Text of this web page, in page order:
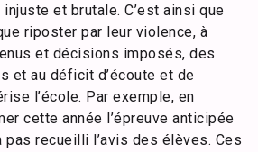
et brutale. C’est ainsi que
riposter par leur violence, à
et décisions imposés, des
et au déficit d’écoute et de
l’école. Par exemple, en
cette année l’épreuve anticipée
recueilli l’avis des élèves. Ces